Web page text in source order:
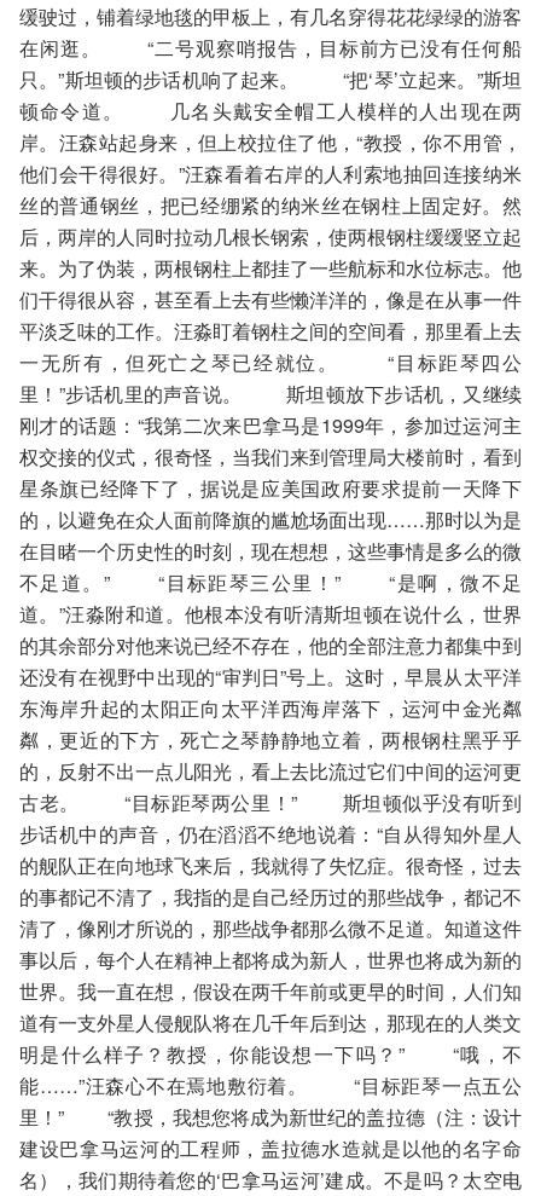
缓驶过，铺着绿地毯的甲板上，有几名穿得花花绿绿的游客
在闲逛。 “二号观察哨报告，目标前方已没有任何船
只。”斯坦顿的步话机响了起来。 “把‘琴’立起来。”斯坦
顿命令道。 几名头戴安全帽工人模样的人出现在两
岸。汪森站起身来，但上校拉住了他，“教授，你不用管，
他们会干得很好。”汪森看着右岸的人利索地抽回连接纳米
丝的普通钢丝，把已经绷紧的纳米丝在钢柱上固定好。然
后，两岸的人同时拉动几根长钢索，使两根钢柱缓缓竖立起
来。为了伪装，两根钢柱上都挂了一些航标和水位标志。他
们干得很从容，甚至看上去有些懒洋洋的，像是在从事一件
平淡乏味的工作。汪淼盯着钢柱之间的空间看，那里看上去
一无所有，但死亡之琴已经就位。 “目标距琴四公
里！”步话机里的声音说。 斯坦顿放下步话机，又继续
刚才的话题：“我第二次来巴拿马是1999年，参加过运河主
权交接的仪式，很奇怪，当我们来到管理局大楼前时，看到
星条旗已经降下了，据说是应美国政府要求提前一天降下
的，以避免在众人面前降旗的尴尬场面出现……那时以为是
在目睹一个历史性的时刻，现在想想，这些事情是多么的微
不足道。” “目标距琴三公里！” “是啊，微不足
道。”汪淼附和道。他根本没有听清斯坦顿在说什么，世界
的其余部分对他来说已经不存在，他的全部注意力都集中到
还没有在视野中出现的“审判日”号上。这时，早晨从太平洋
东海岸升起的太阳正向太平洋西海岸落下，运河中金光粼
粼，更近的下方，死亡之琴静静地立着，两根钢柱黑乎乎
的，反射不出一点儿阳光，看上去比流过它们中间的运河更
古老。 “目标距琴两公里！” 斯坦顿似乎没有听到
步话机中的声音，仍在滔滔不绝地说着：“自从得知外星人
的舰队正在向地球飞来后，我就得了失忆症。很奇怪，过去
的事都记不清了，我指的是自己经历过的那些战争，都记不
清了，像刚才所说的，那些战争都那么微不足道。知道这件
事以后，每个人在精神上都将成为新人，世界也将成为新的
世界。我一直在想，假设在两千年前或更早的时间，人们知
道有一支外星人侵舰队将在几千年后到达，那现在的人类文
明是什么样子？教授，你能设想一下吗？” “哦，不
能……”汪森心不在焉地敷衍着。 “目标距琴一点五公
里！” “教授，我想您将成为新世纪的盖拉德（注：设计
建设巴拿马运河的工程师，盖拉德水造就是以他的名字命
名），我们期待着您的‘巴拿马运河’建成。不是吗？太空电